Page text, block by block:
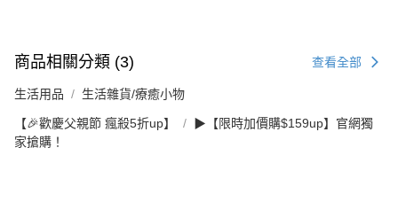
商品相關分類 (3) 查看全部
生活用品 生活雜貨/療癒小物
【🎉歡慶父親節 瘋殺5折up】
▶【限時加價購$159up】官網獨
家搶購！